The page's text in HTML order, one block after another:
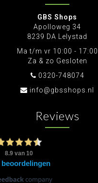
GBS Shops
Apolloweg 34
8239 DA Lelystad
Ma t/m vr 10:00 - 17:00
Za & zo Gesloten
0320-748074
info@gbsshops.nl
Reviews